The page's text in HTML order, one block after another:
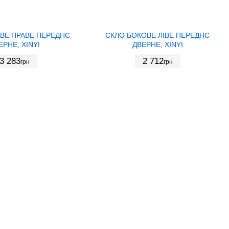
ПРАВЕ ПЕРЕДНЄ
XINYI
283грн
СКЛО БОКОВЕ ЛІВЕ ПЕРЕДНЄ
ДВЕРНЕ, XINYI
2 712грн